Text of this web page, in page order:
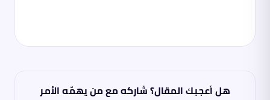
هل أعجبك المقال؟ شاركه مع من يهمّه الأمر